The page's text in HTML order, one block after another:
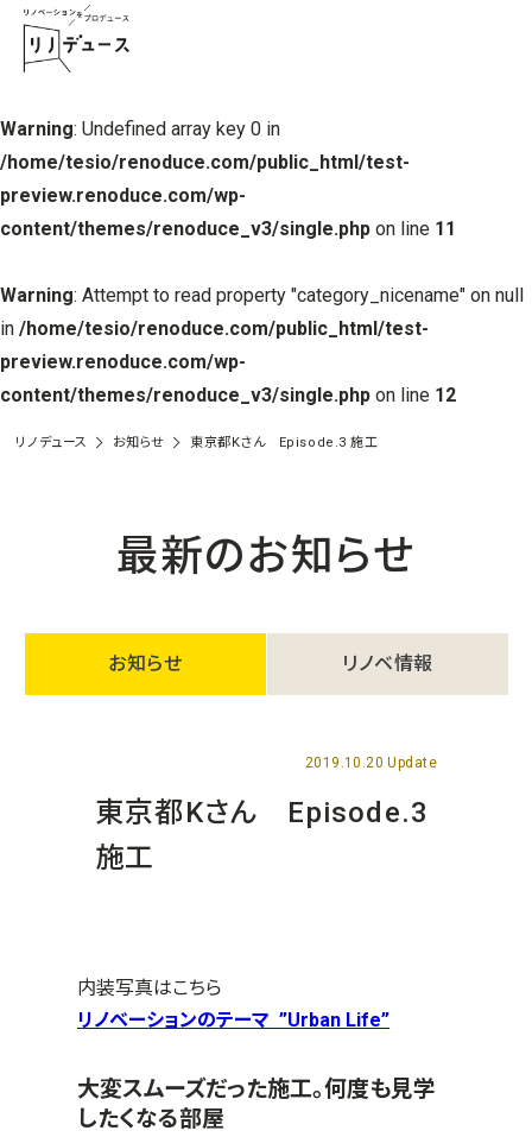
Warning: Undefined array key 0 in
/home/tesio/renoduce.com/public_html/test-
preview.renoduce.com/wp-
content/themes/renoduce_v3/single.php on line 11
Warning: Attempt to read property "category_nicename" on null
in /home/tesio/renoduce.com/public_html/test-
preview.renoduce.com/wp-
content/themes/renoduce_v3/single.php on line 12
リノデュース お知らせ 東京都Kさん Episode.3 施工
最新のお知らせ
お知らせ リノベ情報
2019.10.20 Update
東京都Kさん Episode.3
施工
内装写真はこちら
リノベーションのテーマ ”Urban Life”
大変スムーズだった施工。何度も見学
したくなる部屋